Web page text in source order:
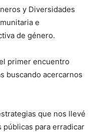
y Diversidades
e
de género.
primer encuentro
buscando acercarnos
que nos llevé
públicas para erradicar